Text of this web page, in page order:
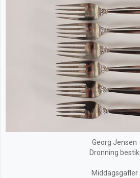
Georg Jensen
Dronning bestik
Middagsgafler